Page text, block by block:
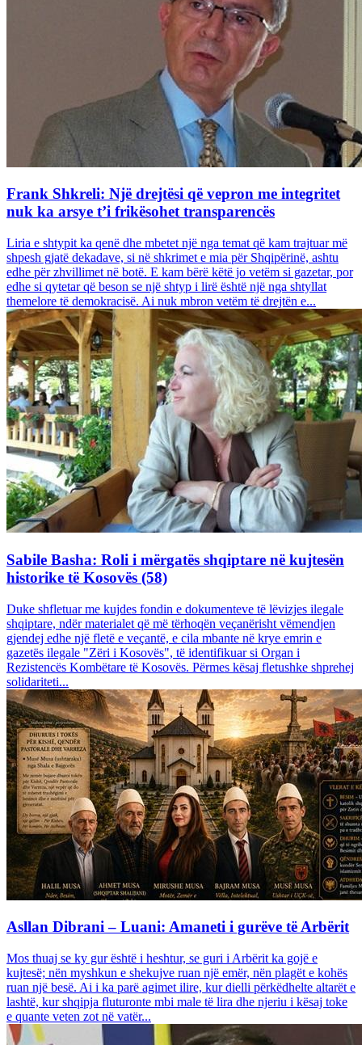
Frank Shkreli: Një drejtësi që vepron me integritet
nuk ka arsye t’i frikësohet transparencës
Liria e shtypit ka qenë dhe mbetet një nga temat që kam trajtuar më
shpesh gjatë dekadave, si në shkrimet e mia për Shqipërinë, ashtu
edhe për zhvillimet në botë. E kam bërë këtë jo vetëm si gazetar, por
edhe si qytetar që beson se një shtyp i lirë është një nga shtyllat
themelore të demokracisë. Ai nuk mbron vetëm të drejtën e...
Sabile Basha: Roli i mërgatës shqiptare në kujtesën
historike të Kosovës (58)
Duke shfletuar me kujdes fondin e dokumenteve të lëvizjes ilegale
shqiptare, ndër materialet që më tërhoqën veçanërisht vëmendjen
gjendej edhe një fletë e veçantë, e cila mbante në krye emrin e
gazetës ilegale "Zëri i Kosovës", të identifikuar si Organ i
Rezistencës Kombëtare të Kosovës. Përmes kësaj fletushke shprehej
solidariteti...
Asllan Dibrani – Luani: Amaneti i gurëve të Arbërit
Mos thuaj se ky gur është i heshtur, se guri i Arbërit ka gojë e
kujtesë; nën myshkun e shekujve ruan një emër, nën plagët e kohës
ruan një besë. Ai i ka parë agimet ilire, kur dielli përkëdhelte altarët e
lashtë, kur shqipja fluturonte mbi male të lira dhe njeriu i kësaj toke
e quante veten zot në vatër...